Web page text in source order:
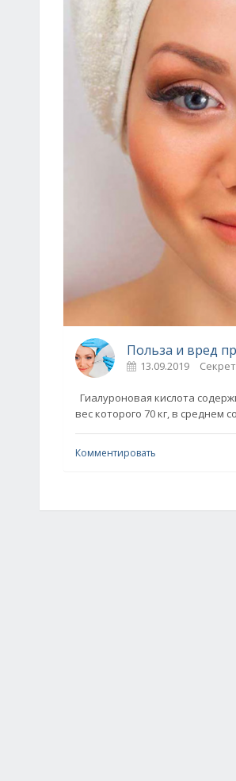
Польза и вред
13.09.2019
Гиалуроновая кислота
вес которого 70 кг, в среднем
Комментировать